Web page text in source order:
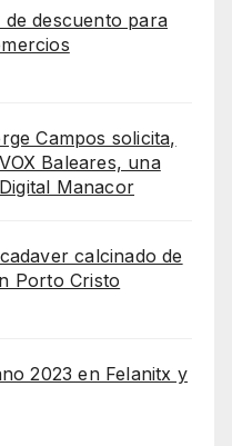
descuento para
Campos solicita,
Baleares, una
Manacor
calcinado de
Porto Cristo
2023 en Felanitx y